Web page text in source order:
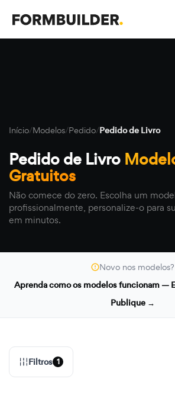
Início/Modelos/Pedido/Pedido de Livro
Pedido de Livro
Gratuitos
Não comece do zero. Escolha um
profissionalmente, personalize-o para
em minutos.
Novo nos modelos?
Aprenda como os modelos funcionam —
Publique →
Filtros 1